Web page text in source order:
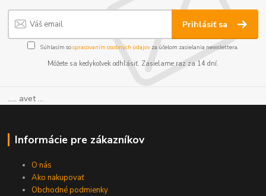
Prihlásiť sa
Súhlasím sospracovaním osobných údajov za účelom zasielania newslettera.
Môžete sa kedykoľvek odhlásiť. Zasielame raz za 14 dní.
..... avet ...
Informácie pre zákazníkov
O nás
Ako nakupovať
Obchodné podmienky